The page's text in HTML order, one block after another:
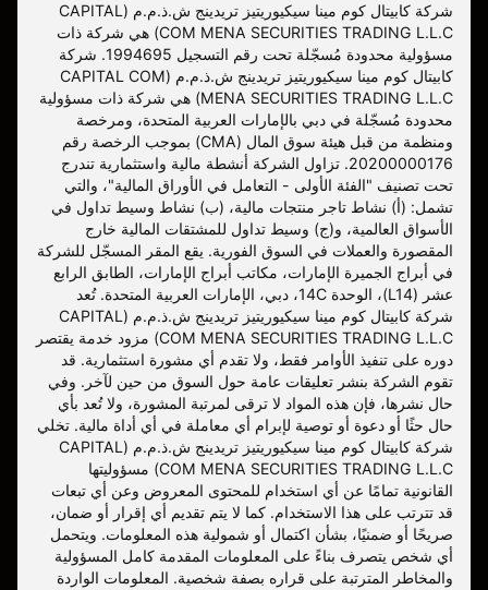
شركة كابيتال كوم مينا سيكيوريتيز تريدينج ش.ذ.م.م (CAPITAL
COM MENA SECURITIES TRADING L.L.C) هي شركة ذات
مسؤولية محدودة مُسجّلة تحت رقم التسجيل 1994695. شركة
كابيتال كوم مينا سيكيوريتيز تريدينج ش.ذ.م.م (CAPITAL COM
MENA SECURITIES TRADING L.L.C) هي شركة ذات مسؤولية
محدودة مُسجّلة في دبي بالإمارات العربية المتحدة، ومرخصة
ومنظمة من قبل هيئة سوق المال (CMA) بموجب الرخصة رقم
20200000176. تزاول الشركة أنشطة مالية واستثمارية تندرج
تحت تصنيف "الفئة الأولى - التعامل في الأوراق المالية"، والتي
تشمل: (أ) نشاط تاجر منتجات مالية، (ب) نشاط وسيط تداول في
الأسواق العالمية، و(ج) وسيط تداول للمشتقات المالية خارج
المقصورة والعملات في السوق الفورية. يقع المقر المسجّل للشركة
في أبراج الجميرة الإمارات، مكاتب أبراج الإمارات، الطابق الرابع
عشر (L14)، الوحدة 14C، دبي، الإمارات العربية المتحدة. تُعد
شركة كابيتال كوم مينا سيكيوريتيز تريدينج ش.ذ.م.م (CAPITAL
COM MENA SECURITIES TRADING L.L.C) مزود خدمة يقتصر
دوره على تنفيذ الأوامر فقط، ولا تقدم أي مشورة استثمارية. قد
تقوم الشركة بنشر تعليقات عامة حول السوق من حين لآخر. وفي
حال نشرها، فإن هذه المواد لا ترقى لمرتبة المشورة، ولا تُعد بأي
حال حثًا أو دعوة أو توصية لإبرام أي معاملة في أي أداة مالية. تخلي
شركة كابيتال كوم مينا سيكيوريتيز تريدينج ش.ذ.م.م (CAPITAL
COM MENA SECURITIES TRADING L.L.C) مسؤوليتها
القانونية تمامًا عن أي استخدام للمحتوى المعروض وعن أي تبعات
قد تترتب على هذا الاستخدام. كما لا يتم تقديم أي إقرار أو ضمان،
صريحًا أو ضمنيًا، بشأن اكتمال أو شمولية هذه المعلومات. ويتحمل
أي شخص يتصرف بناءً على المعلومات المقدمة كامل المسؤولية
والمخاطر المترتبة على قراره بصفة شخصية. المعلومات الواردة